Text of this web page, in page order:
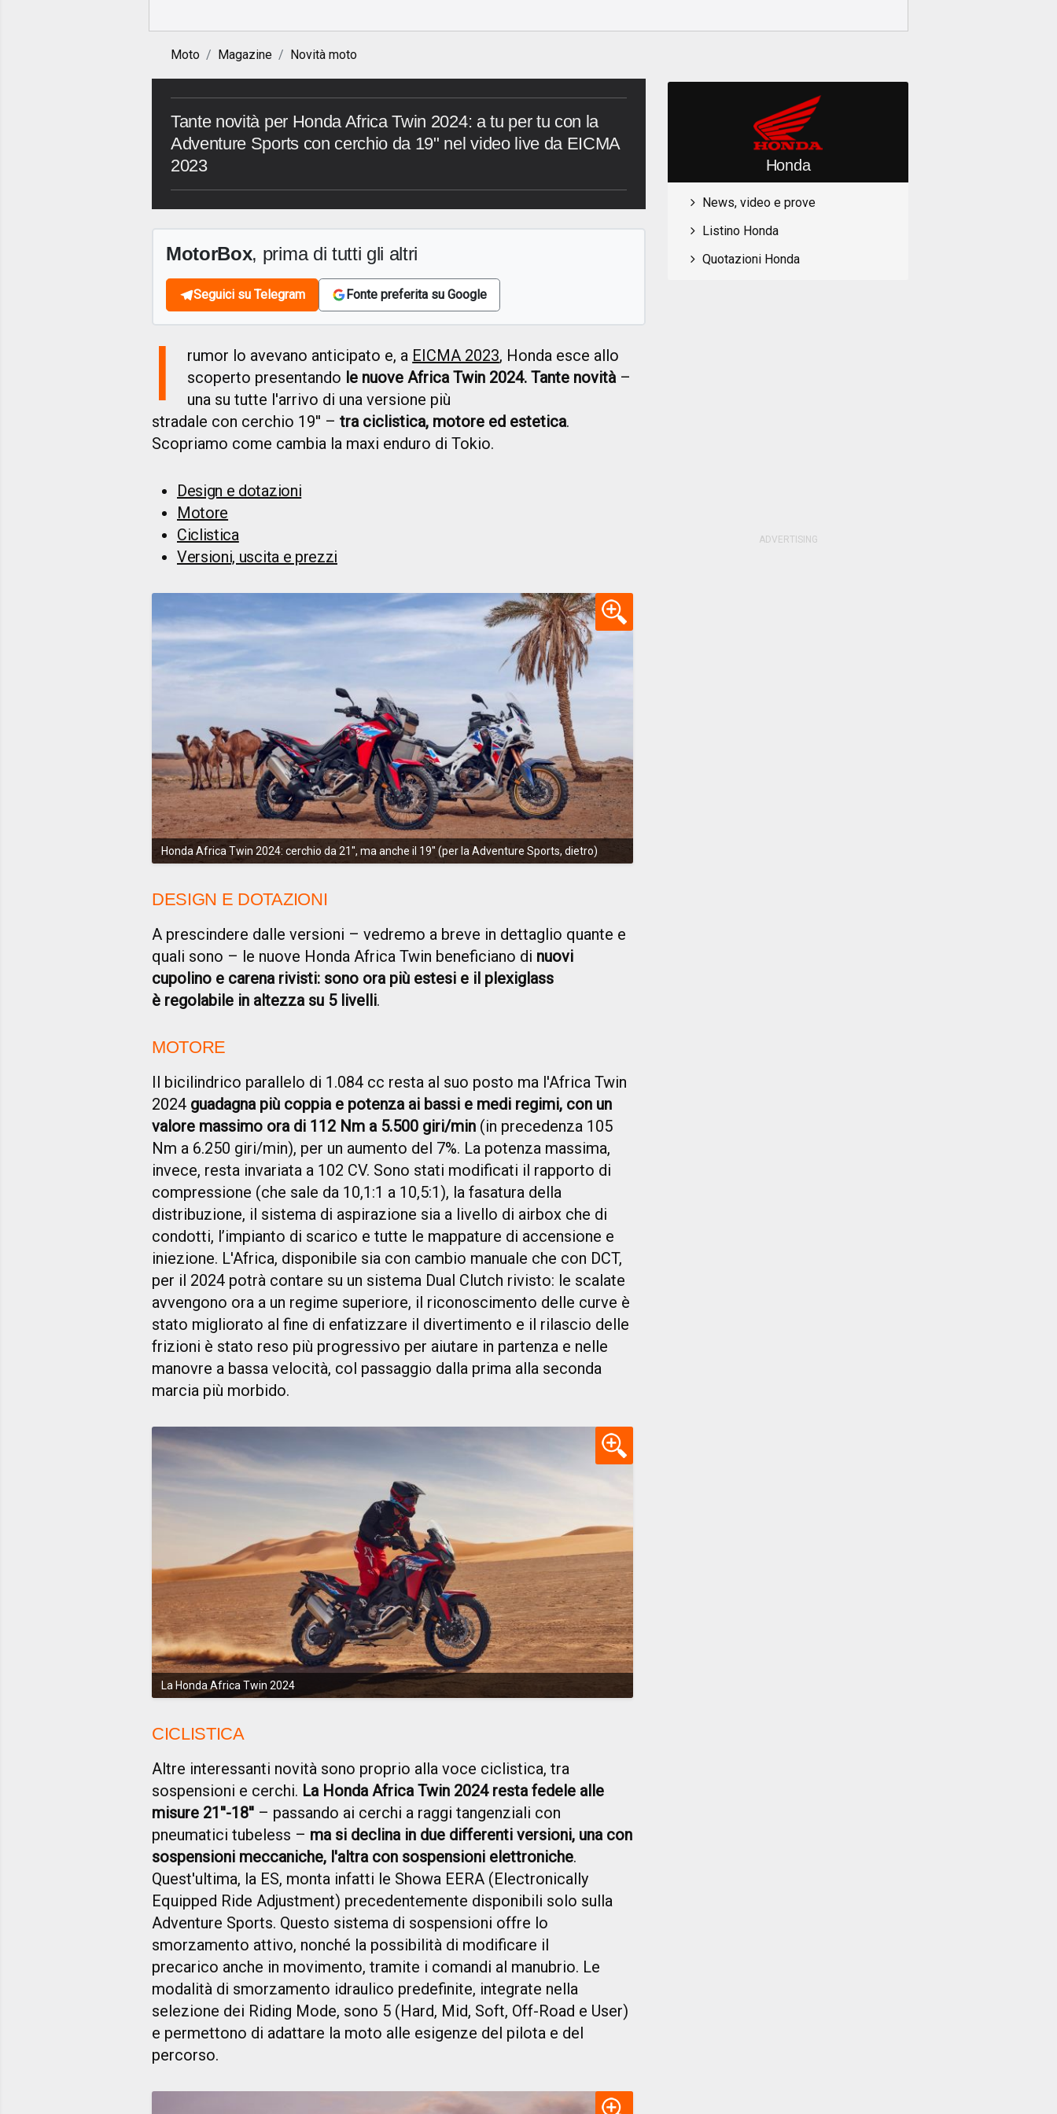
Moto Magazine Novità moto
Tante novità per Honda Africa Twin 2024: a tu per tu con la
Adventure Sports con cerchio da 19" nel video live da EICMA
2023
MotorBox, prima di tutti gli altri
Seguici su Telegram Fonte preferita su Google
I rumor lo avevano anticipato e, a EICMA 2023, Honda esce allo
scoperto presentando le nuove Africa Twin 2024. Tante novità –
una su tutte l'arrivo di una versione più
stradale con cerchio 19'' – tra ciclistica, motore ed estetica.
Scopriamo come cambia la maxi enduro di Tokio.
Design e dotazioni
Motore
Ciclistica
Versioni, uscita e prezzi
Honda Africa Twin 2024: cerchio da 21'', ma anche il 19'' (per la Adventure Sports, dietro)
DESIGN E DOTAZIONI
A prescindere dalle versioni – vedremo a breve in dettaglio quante e
quali sono – le nuove Honda Africa Twin beneficiano di nuovi
cupolino e carena rivisti: sono ora più estesi e il plexiglass
è regolabile in altezza su 5 livelli.
MOTORE
Il bicilindrico parallelo di 1.084 cc resta al suo posto ma l'Africa Twin
2024 guadagna più coppia e potenza ai bassi e medi regimi, con un
valore massimo ora di 112 Nm a 5.500 giri/min (in precedenza 105
Nm a 6.250 giri/min), per un aumento del 7%. La potenza massima,
invece, resta invariata a 102 CV. Sono stati modificati il rapporto di
compressione (che sale da 10,1:1 a 10,5:1), la fasatura della
distribuzione, il sistema di aspirazione sia a livello di airbox che di
condotti, l’impianto di scarico e tutte le mappature di accensione e
iniezione. L'Africa, disponibile sia con cambio manuale che con DCT,
per il 2024 potrà contare su un sistema Dual Clutch rivisto: le scalate
avvengono ora a un regime superiore, il riconoscimento delle curve è
stato migliorato al fine di enfatizzare il divertimento e il rilascio delle
frizioni è stato reso più progressivo per aiutare in partenza e nelle
manovre a bassa velocità, col passaggio dalla prima alla seconda
marcia più morbido.
La Honda Africa Twin 2024
CICLISTICA
Altre interessanti novità sono proprio alla voce ciclistica, tra
sospensioni e cerchi. La Honda Africa Twin 2024 resta fedele alle
misure 21''-18'' – passando ai cerchi a raggi tangenziali con
pneumatici tubeless – ma si declina in due differenti versioni, una con
sospensioni meccaniche, l'altra con sospensioni elettroniche.
Quest'ultima, la ES, monta infatti le Showa EERA (Electronically
Equipped Ride Adjustment) precedentemente disponibili solo sulla
Adventure Sports. Questo sistema di sospensioni offre lo
smorzamento attivo, nonché la possibilità di modificare il
precarico anche in movimento, tramite i comandi al manubrio. Le
modalità di smorzamento idraulico predefinite, integrate nella
selezione dei Riding Mode, sono 5 (Hard, Mid, Soft, Off-Road e User)
e permettono di adattare la moto alle esigenze del pilota e del
percorso.
Honda
News, video e prove
Listino Honda
Quotazioni Honda